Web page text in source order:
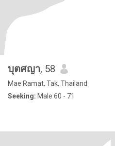
บุตศญา, 58
Mae Ramat, Tak, Thailand
Seeking: Male 60 - 71